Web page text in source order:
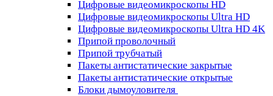
Цифровые видеомикроскопы HD
Цифровые видеомикроскопы Ultra HD
Цифровые видеомикроскопы Ultra HD 4K
Припой проволочный
Припой трубчатый
Пакеты антистатические закрытые
Пакеты антистатические открытые
Блоки дымоуловителя